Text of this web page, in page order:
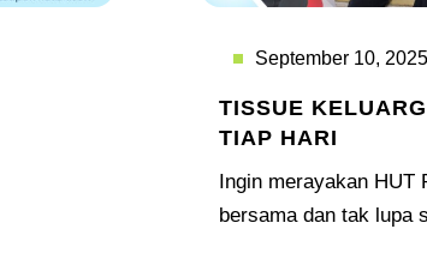
September 10, 2025
TISSUE
TIAP HARI
Ingin merayakan
bersama dan tak lupa